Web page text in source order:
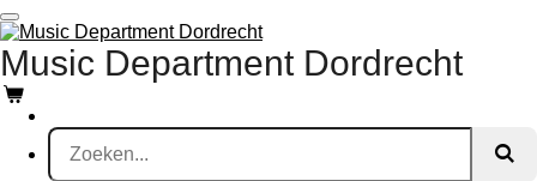
Ga
direct
naar
de
hoofdinhoud
Music Department Dordrecht